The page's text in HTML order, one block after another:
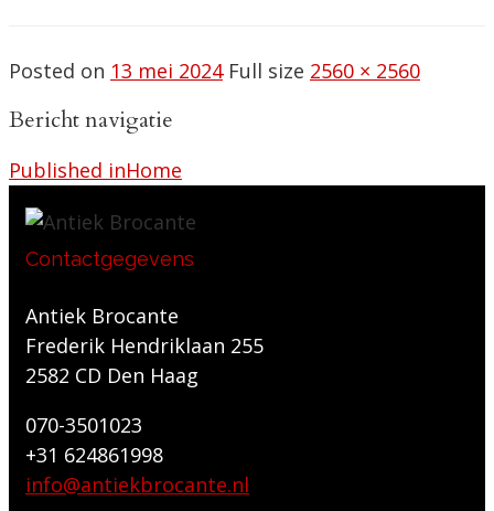
Posted on 13 mei 2024 Full size 2560 × 2560
Bericht navigatie
Published inHome
Contactgegevens
Antiek Brocante
Frederik Hendriklaan 255
2582 CD Den Haag
070-3501023
+31 624861998
info@antiekbrocante.nl